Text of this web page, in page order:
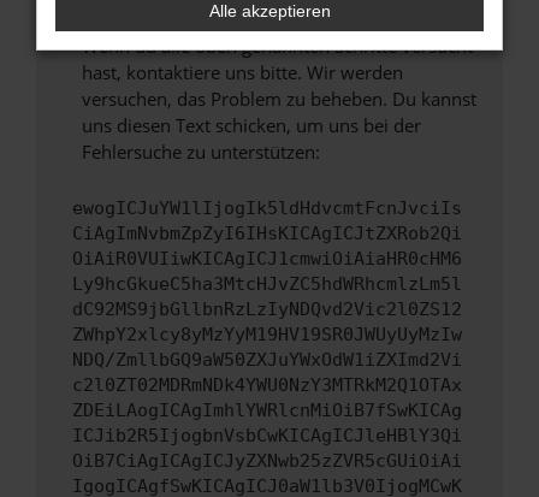
Wende dich an den Webseitenbetreiber.
Wenn du alle oben genannten Schritte versucht
hast, kontaktiere uns bitte. Wir werden
versuchen, das Problem zu beheben. Du kannst
uns diesen Text schicken, um uns bei der
Fehlersuche zu unterstützen:
ewogICJuYW1lIjogIk5ldHdvcmtFcnJvciIs
CiAgImNvbmZpZyI6IHsKICAgICJtZXRob2Qi
OiAiR0VUIiwKICAgICJ1cmwiOiAiaHR0cHM6
Ly9hcGkueC5ha3MtcHJvZC5hdWRhcmlzLm5l
dC92MS9jbGllbnRzLzIyNDQvd2Vic2l0ZS12
ZWhpY2xlcy8yMzYyM19HV19SR0JWUyUyMzIw
NDQ/ZmllbGQ9aW50ZXJuYWxOdW1iZXImd2Vi
c2l0ZT02MDRmNDk4YWU0NzY3MTRkM2Q1OTAx
ZDEiLAogICAgImhlYWRlcnMiOiB7fSwKICAg
ICJib2R5IjogbnVsbCwKICAgICJleHBlY3Qi
OiB7CiAgICAgICJyZXNwb25zZVR5cGUiOiAi
IgogICAgfSwKICAgICJ0aW1lb3V0IjogMCwK
Alle akzeptieren